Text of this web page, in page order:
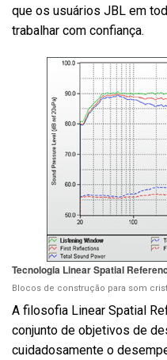
que os usuários JBL em
trabalhar com confiança.
Tecnologia Linear Spatial
Blocos de construção para som
A filosofia Linear Spatial
conjunto de objetivos de
cuidadosamente o